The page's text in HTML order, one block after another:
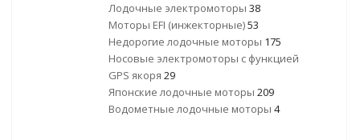
Лодочные электромоторы 38
Моторы EFI (инжекторные)53
Недорогие лодочные моторы 175
Носовые электромоторы с функцией
GPS якоря 29
Японские лодочные моторы 209
Водометные лодочные моторы 4